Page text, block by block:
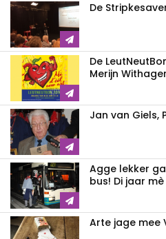
De
De
Merijn
Jan van Giels,
Agge lekker
bus! Di jaar
Arte jage mee